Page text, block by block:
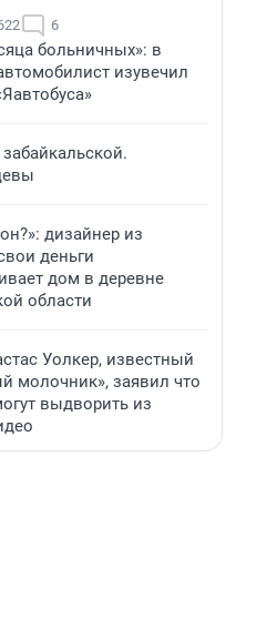
6
больничных»: в
изувечил
дизайнер из
деньги
дом в деревне
области
Уолкер, известный
молочник», заявил что
выдворить из